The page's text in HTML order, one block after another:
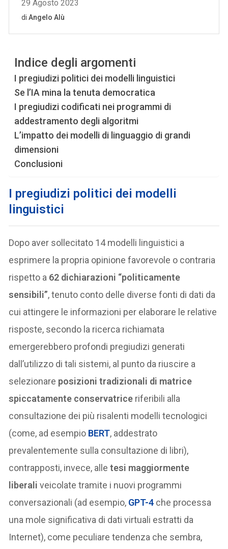
Indice degli argomenti
I pregiudizi politici dei modelli linguistici
Se l’IA mina la tenuta democratica
I pregiudizi codificati nei programmi di
addestramento degli algoritmi
L’impatto dei modelli di linguaggio di grandi
dimensioni
Conclusioni
I pregiudizi politici dei modelli
linguistici
Dopo aver sollecitato 14 modelli linguistici a
esprimere la propria opinione favorevole o contraria
rispetto a 62 dichiarazioni “politicamente
sensibili”, tenuto conto delle diverse fonti di dati da
cui attingere le informazioni per elaborare le relative
risposte, secondo la ricerca richiamata
emergerebbero profondi pregiudizi generati
dall’utilizzo di tali sistemi, al punto da riuscire a
selezionare posizioni tradizionali di matrice
spiccatamente conservatrice riferibili alla
consultazione dei più risalenti modelli tecnologici
(come, ad esempio BERT, addestrato
prevalentemente sulla consultazione di libri),
contrapposti, invece, alletesi maggiormente
liberali veicolate tramite i nuovi programmi
conversazionali (ad esempio, GPT-4 che processa
una mole significativa di dati virtuali estratti da
Internet), come peculiare tendenza che sembra,